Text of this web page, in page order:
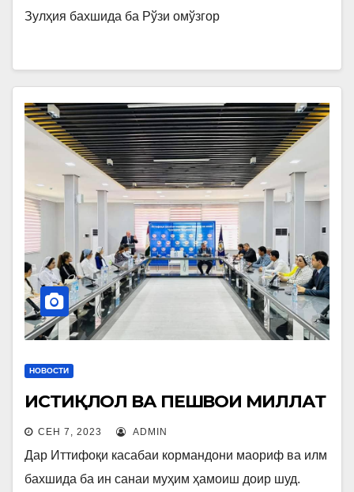
Зулҳия бахшида ба Рўзи омўзгор
НОВОСТИ
ИСТИҚЛОЛ ВА ПЕШВОИ МИЛЛАТ
СЕН 7, 2023 ADMIN
Дар Иттифоқи касабаи кормандони маориф ва илм
бахшида ба ин санаи муҳим ҳамоиш доир шуд.